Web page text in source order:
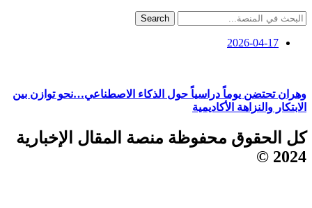
Search
2026-04-17
وهران تحتضن يوماً دراسياً حول الذكاء الاصطناعي…نحو توازن بين
الابتكار والنزاهة الأكاديمية
كل الحقوق محفوظة منصة المقال الإخبارية
2024 ©